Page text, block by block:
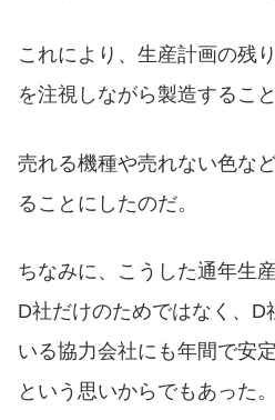
これにより、生産計画の残
を注視しながら製造するこ
売れる機種や売れない色な
ることにしたのだ。
ちなみに、こうした通年生
D社だけのためではなく、D
いる協力会社にも年間で安
という思いからでもあった。